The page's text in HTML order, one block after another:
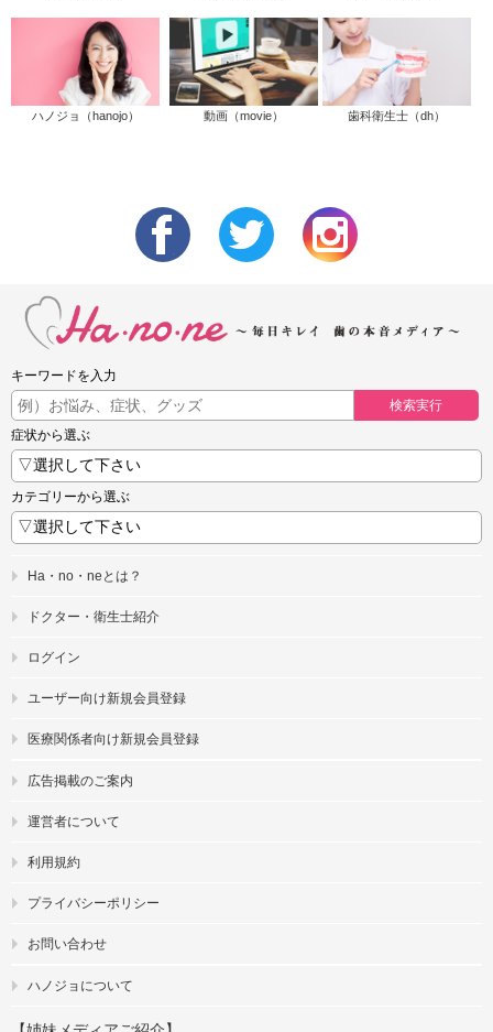
ハノジョ（hanojo） 動画（movie） 歯科衛生士（dh）
キーワードを入力
検索実行
症状から選ぶ
カテゴリーから選ぶ
Ha・no・neとは？
ドクター・衛生士紹介
ログイン
ユーザー向け新規会員登録
医療関係者向け新規会員登録
広告掲載のご案内
運営者について
利用規約
プライバシーポリシー
お問い合わせ
ハノジョについて